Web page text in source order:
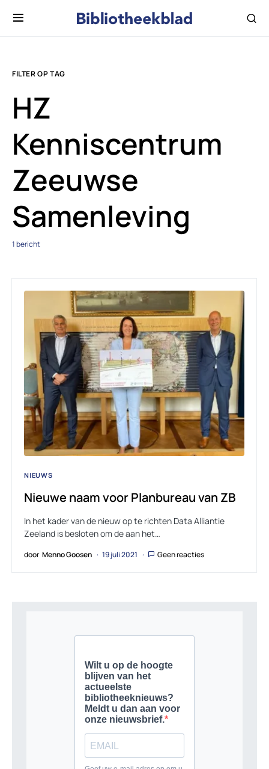
FILTER OP TAG
HZ
Kenniscentrum
Zeeuwse
Samenleving
1 bericht
NIEUWS
Nieuwe naam voor Planbureau van ZB
In het kader van de nieuw op te richten Data Alliantie
Zeeland is besloten om de aan het…
door Menno Goosen 19 juli 2021 Geen reacties